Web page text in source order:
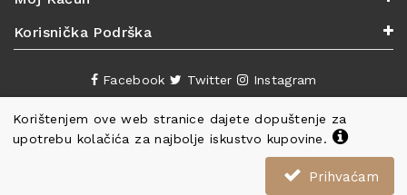
Korištenjem ove web stranice dajete dopuštenje za
upotrebu kolačića za najbolje iskustvo kupovine.
Prihvaćam
Korisnička Podrška
Facebook Twitter Instagram